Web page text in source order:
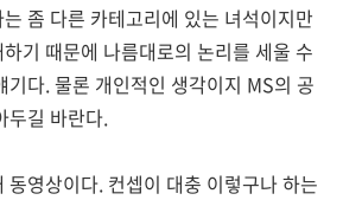
좀 다른 카테고리에 있는 녀석이지만
기 때문에 나름대로의 논리를 세울 수
기다. 물론 개인적인 생각이지 MS의 공
두길 바란다.
동영상이다. 컨셉이 대충 이렇구나 하는